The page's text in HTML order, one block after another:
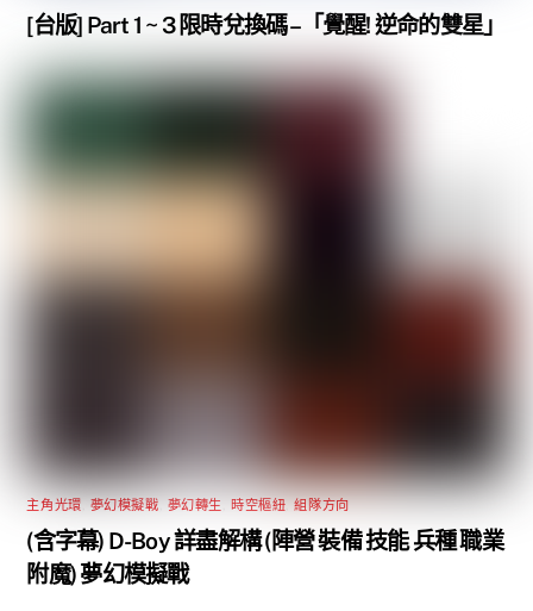
[台版] Part 1 ~ 3 限時兌換碼 –「覺醒! 逆命的雙星」
主角光環 夢幻模擬戰 夢幻轉生 時空樞紐 ,組隊方向
(含字幕) D-Boy 詳盡解構 (陣營 裝備 技能 兵種 職業
附魔) 夢幻模擬戰